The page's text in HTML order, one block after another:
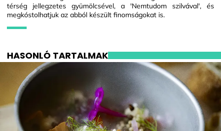
térség jellegzetes gyümölcsével, a 'Nemtudom szilvával', és
megkóstolhatjuk az abból készült finomságokat is.
HASONLÓ TARTALMAK